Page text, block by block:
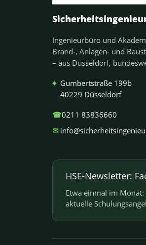
Ingenieurbüro und
Brand-, Anlagen- und
– aus Düsseldorf,
⌖ Gumbertstraße 199b
40229 Düsseldorf
☎0211 83836660
✉
HSE-Newsletter:
Etwa einmal im
aktuelle